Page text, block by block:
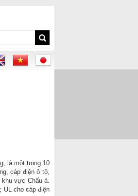
là một trong 10
cáp điện ô tô,
vực Chấu á.
UL cho cáp điện